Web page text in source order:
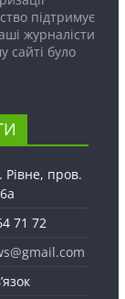
підтримує
журналісти
сайті було
Рівне, пров.
71 72